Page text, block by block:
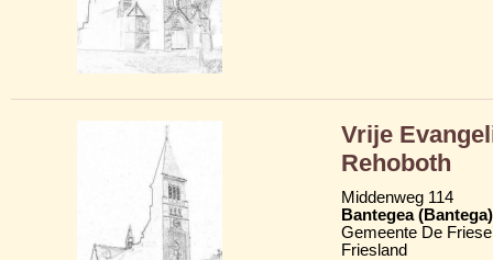
Vrije
Rehoboth
Middenweg 114
Bantegea (Bantega)
Gemeente De
Friesland